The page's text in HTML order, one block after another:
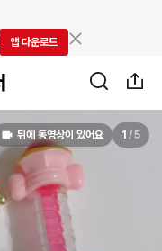
앱 다운로드
뒤에 동영상이 있어요 1 /5